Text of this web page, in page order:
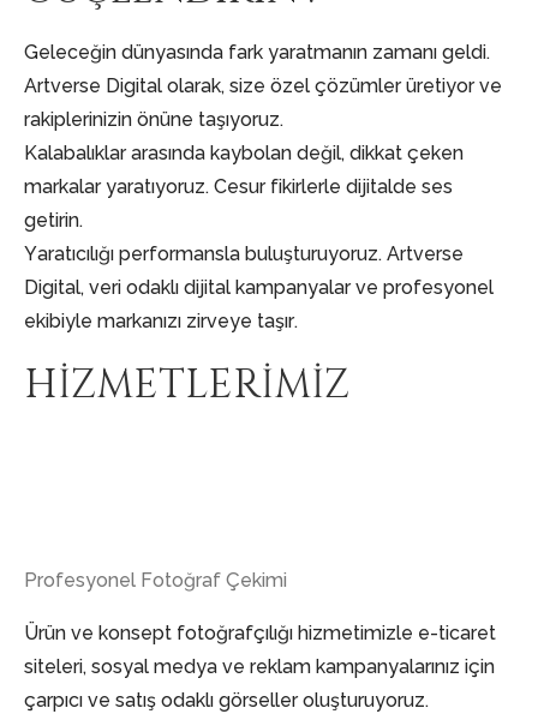
Geleceğin dünyasında fark yaratmanın zamanı geldi.
Artverse Digital olarak, size özel çözümler üretiyor ve
rakiplerinizin önüne taşıyoruz.
Kalabalıklar arasında kaybolan değil, dikkat çeken
markalar yaratıyoruz. Cesur fikirlerle dijitalde ses
getirin.
Yaratıcılığı performansla buluşturuyoruz. Artverse
Digital, veri odaklı dijital kampanyalar ve profesyonel
ekibiyle markanızı zirveye taşır.
HİZMETLERİMİZ
Profesyonel Fotoğraf Çekimi
Ürün ve konsept fotoğrafçılığı hizmetimizle e-ticaret
siteleri, sosyal medya ve reklam kampanyalarınız için
çarpıcı ve satış odaklı görseller oluşturuyoruz.